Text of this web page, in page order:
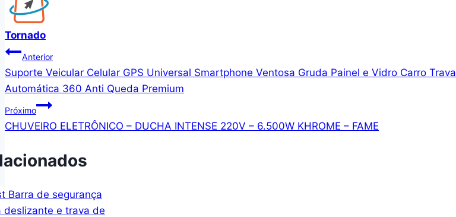
Tornado
Navegação
de
Post
Anterior
Suporte Veicular Celular GPS Universal Smartphone Ventosa Gruda Painel e Vidro Carro Trava
Automática 360 Anti Queda Premium
Próximo
CHUVEIRO ELETRÔNICO – DUCHA INTENSE 220V – 6.500W KHROME – FAME